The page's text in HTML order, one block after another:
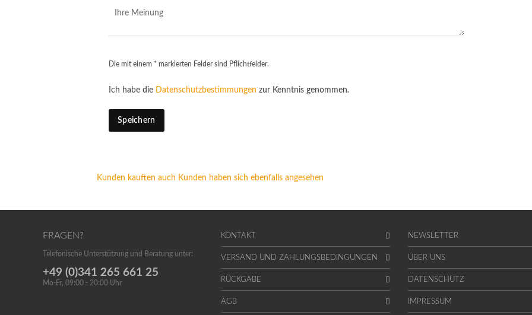
Die mit einem * markierten Felder sind Pflichtfelder.
Ich habe die Datenschutzbestimmungen zur Kenntnis genommen.
Speichern
Kunden kauften auch Kunden haben sich ebenfalls angesehen
FRAGEN?
Telefonische Unterstützung und Beratung unter:
+49 (0)341 265 661 25
Mo-Fr, 09:00 - 20:00 Uhr
KONTAKT
VERSAND UND ZAHLUNGSBEDINGUNGEN
RÜCKGABE
AGB
NEWSLETTER
ÜBER UNS
DATENSCHUTZ
IMPRESSUM